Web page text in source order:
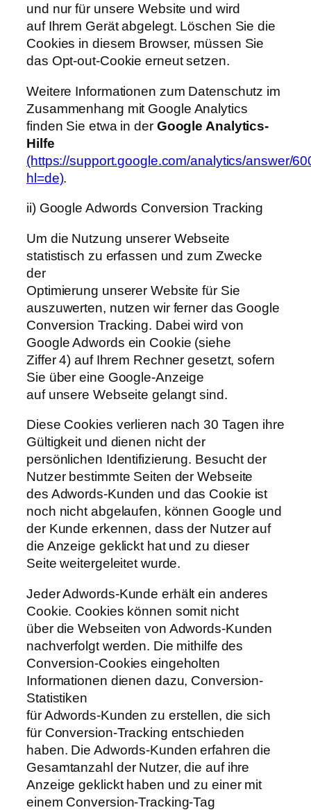
und nur für unsere Website und wird
auf Ihrem Gerät abgelegt. Löschen Sie die
Cookies in diesem Browser, müssen Sie
das Opt-out-Cookie erneut setzen.
Weitere Informationen zum Datenschutz im
Zusammenhang mit Google Analytics
finden Sie etwa in der Google Analytics-
Hilfe
(https://support.google.com/analytics/answer/
hl=de).
ii) Google Adwords Conversion Tracking
Um die Nutzung unserer Webseite
statistisch zu erfassen und zum Zwecke
der
Optimierung unserer Website für Sie
auszuwerten, nutzen wir ferner das Google
Conversion Tracking. Dabei wird von
Google Adwords ein Cookie (siehe
Ziffer 4) auf Ihrem Rechner gesetzt, sofern
Sie über eine Google-Anzeige
auf unsere Webseite gelangt sind.
Diese Cookies verlieren nach 30 Tagen ihre
Gültigkeit und dienen nicht der
persönlichen Identifizierung. Besucht der
Nutzer bestimmte Seiten der Webseite
des Adwords-Kunden und das Cookie ist
noch nicht abgelaufen, können Google und
der Kunde erkennen, dass der Nutzer auf
die Anzeige geklickt hat und zu dieser
Seite weitergeleitet wurde.
Jeder Adwords-Kunde erhält ein anderes
Cookie. Cookies können somit nicht
über die Webseiten von Adwords-Kunden
nachverfolgt werden. Die mithilfe des
Conversion-Cookies eingeholten
Informationen dienen dazu, Conversion-
Statistiken
für Adwords-Kunden zu erstellen, die sich
für Conversion-Tracking entschieden
haben. Die Adwords-Kunden erfahren die
Gesamtanzahl der Nutzer, die auf ihre
Anzeige geklickt haben und zu einer mit
einem Conversion-Tracking-Tag